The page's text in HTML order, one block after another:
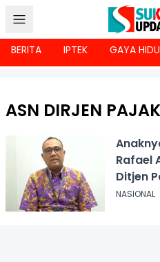
BERITA IPTEK GAYA
ASN DIRJEN PAJAK
Rafael
Ditjen
NASIONAL